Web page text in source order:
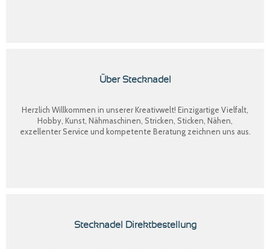
Über Stecknadel
Herzlich Willkommen in unserer Kreativwelt! Einzigartige Vielfalt,
Hobby, Kunst, Nähmaschinen, Stricken, Sticken, Nähen,
exzellenter Service und kompetente Beratung zeichnen uns aus.
Stecknadel Direktbestellung